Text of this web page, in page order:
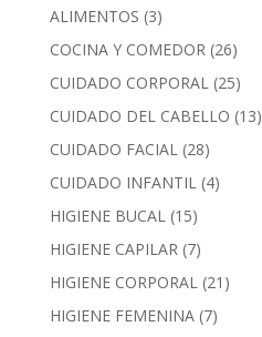
ALIMENTOS (3)
COCINA Y COMEDOR (26)
CUIDADO CORPORAL (25)
CUIDADO DEL CABELLO (13)
CUIDADO FACIAL (28)
CUIDADO INFANTIL (4)
HIGIENE BUCAL (15)
HIGIENE CAPILAR (7)
HIGIENE CORPORAL (21)
HIGIENE FEMENINA (7)